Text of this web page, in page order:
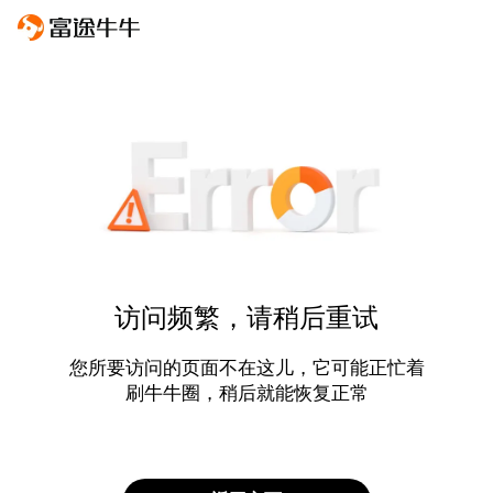
访问频繁，请稍后重试
您所要访问的页面不在这儿，它可能正忙着
刷牛牛圈，稍后就能恢复正常